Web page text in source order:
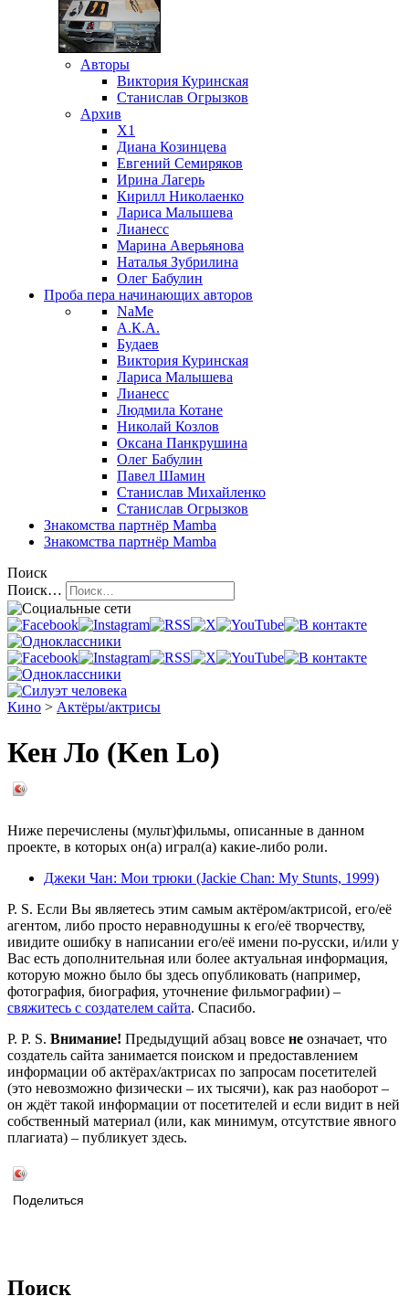
Авторы
Виктория Куринская
Станислав Огрызков
Архив
X1
Диана Козинцева
Евгений Семиряков
Ирина Лагерь
Кирилл Николаенко
Лариса Малышева
Лианесс
Марина Аверьянова
Наталья Зубрилина
Олег Бабулин
Проба пера начинающих авторов
NaMe
А.К.А.
Будаев
Виктория Куринская
Лариса Малышева
Лианесс
Людмила Котане
Николай Козлов
Оксана Панкрушина
Олег Бабулин
Павел Шамин
Станислав Михайленко
Станислав Огрызков
Знакомства партнёр Mamba
Знакомства партнёр Mamba
Поиск
Поиск…
Кино > Актёры/актрисы
Кен Ло (Ken Lo)
Ниже перечислены (мульт)фильмы, описанные в данном
проекте, в которых он(а) играл(а) какие-либо роли.
Джеки Чан: Мои трюки (Jackie Chan: My Stunts, 1999)
P. S. Если Вы являетесь этим самым актёром/актрисой, его/её
агентом, либо просто неравнодушны к его/её творчеству,
ивидите ошибку в написании его/её имени по-русски, и/или у
Вас есть дополнительная или более актуальная информация,
которую можно было бы здесь опубликовать (например,
фотография, биография, уточнение фильмографии) –
свяжитесь с создателем сайта. Спасибо.
P. P. S. Внимание! Предыдущий абзац вовсе не означает, что
создатель сайта занимается поиском и предоставлением
информации об актёрах/актрисах по запросам посетителей
(это невозможно физически – их тысячи), как раз наоборот –
он ждёт такой информации от посетителей и если видит в ней
собственный материал (или, как минимум, отсутствие явного
плагиата) – публикует здесь.
Поделиться
Поиск